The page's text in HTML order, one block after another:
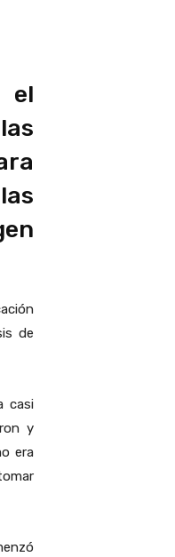
el
de
casi
y
era